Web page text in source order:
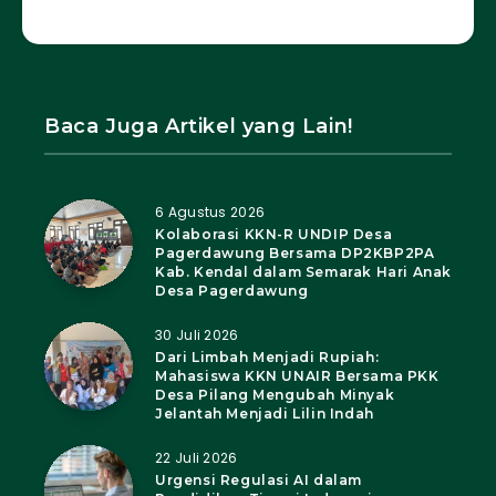
Baca Juga Artikel yang Lain!
6 Agustus 2026
Kolaborasi KKN-R UNDIP Desa
Pagerdawung Bersama DP2KBP2PA
Kab. Kendal dalam Semarak Hari Anak
Desa Pagerdawung
30 Juli 2026
Dari Limbah Menjadi Rupiah:
Mahasiswa KKN UNAIR Bersama PKK
Desa Pilang Mengubah Minyak
Jelantah Menjadi Lilin Indah
22 Juli 2026
Urgensi Regulasi AI dalam